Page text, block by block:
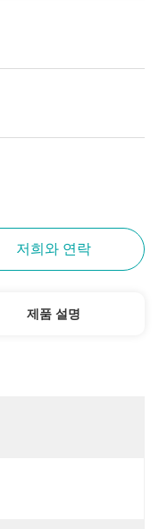
저희와 연락
제품 설명